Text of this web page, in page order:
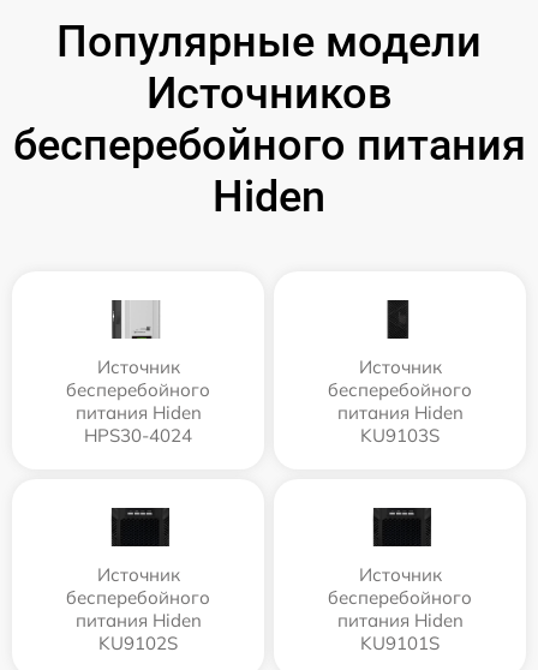
Популярные модели
Источников
бесперебойного питания
Hiden
Источник
бесперебойного
питания Hiden
HPS30-4024
Источник
бесперебойного
питания Hiden
KU9103S
Источник
бесперебойного
питания Hiden
KU9102S
Источник
бесперебойного
питания Hiden
KU9101S